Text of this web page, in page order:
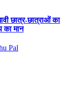
छात्र-छात्राओं का
का मान
Pal